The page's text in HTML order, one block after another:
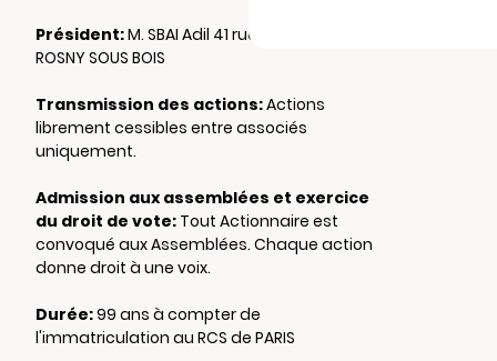
Président:M. SBAI Adil 41 rue camélinat 93110
ROSNY SOUS BOIS
Transmission des actions:Actions
librement cessibles entre associés
uniquement.
Admission aux assemblées et exercice
du droit de vote: Tout Actionnaire est
convoqué aux Assemblées. Chaque action
donne droit à une voix.
Durée:99 ans à compter de
l'immatriculation au RCS de PARIS